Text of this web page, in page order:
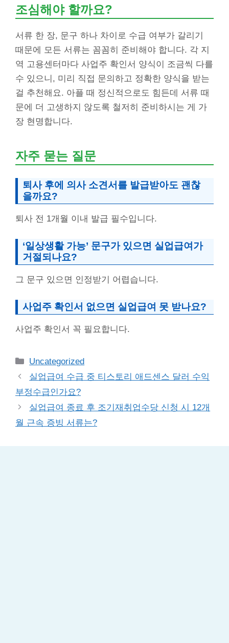
조심해야 할까요?
서류 한 장, 문구 하나 차이로 수급 여부가 갈리기
때문에 모든 서류는 꼼꼼히 준비해야 합니다. 각 지
역 고용센터마다 사업주 확인서 양식이 조금씩 다를
수 있으니, 미리 직접 문의하고 정확한 양식을 받는
걸 추천해요. 아플 때 정신적으로도 힘든데 서류 때
문에 더 고생하지 않도록 철저히 준비하시는 게 가
장 현명합니다.
자주 묻는 질문
퇴사 후에 의사 소견서를 발급받아도 괜찮
을까요?
퇴사 전 1개월 이내 발급 필수입니다.
‘일상생활 가능’ 문구가 있으면 실업급여가
거절되나요?
그 문구 있으면 인정받기 어렵습니다.
사업주 확인서 없으면 실업급여 못 받나요?
사업주 확인서 꼭 필요합니다.
Categories
Uncategorized
실업급여 수급 중 티스토리 애드센스 달러 수익
부정수급인가요?
실업급여 종료 후 조기재취업수당 신청 시 12개
월 근속 증빙 서류는?